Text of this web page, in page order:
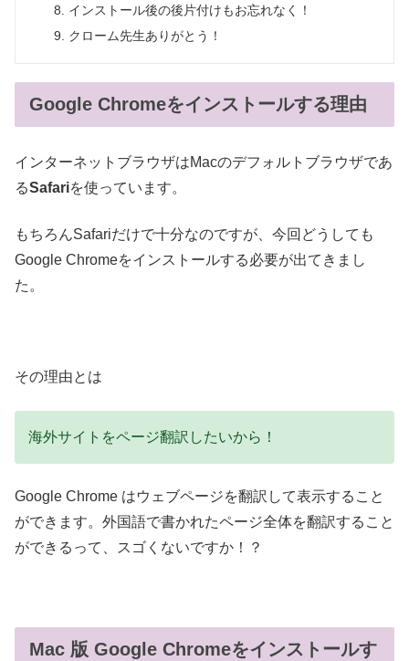
インストール後の後片付けもお忘れなく！
クローム先生ありがとう！
Google Chromeをインストールする理由
インターネットブラウザはMacのデフォルトブラウザであ
るSafariを使っています。
もちろんSafariだけで十分なのですが、今回どうしても
Google Chromeをインストールする必要が出てきまし
た。
その理由とは
海外サイトをページ翻訳したいから！
Google Chrome はウェブページを翻訳して表示すること
ができます。外国語で書かれたページ全体を翻訳すること
ができるって、スゴくないですか！？
Mac 版 Google Chromeをインストールす